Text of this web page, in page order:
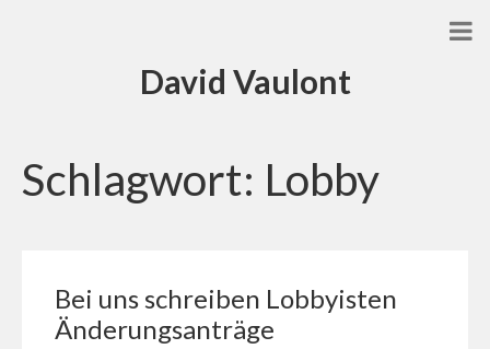
David Vaulont
Schlagwort: Lobby
Bei uns schreiben Lobbyisten
Änderungsanträge